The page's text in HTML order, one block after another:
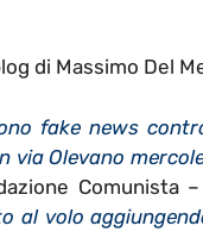
di Massimo Del
fake news
Olevano
Comunista
al volo